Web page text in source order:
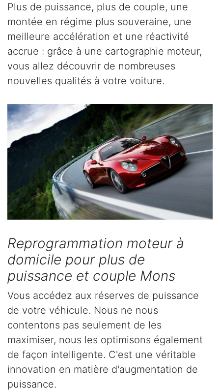
Plus de puissance, plus de couple, une
montée en régime plus souveraine, une
meilleure accélération et une réactivité
accrue : grâce à une cartographie moteur,
vous allez découvrir de nombreuses
nouvelles qualités à votre voiture.
Reprogrammation moteur à
domicile pour plus de
puissance et couple Mons
Vous accédez aux réserves de puissance
de votre véhicule. Nous ne nous
contentons pas seulement de les
maximiser, nous les optimisons également
de façon intelligente. C'est une véritable
innovation en matière d'augmentation de
puissance.